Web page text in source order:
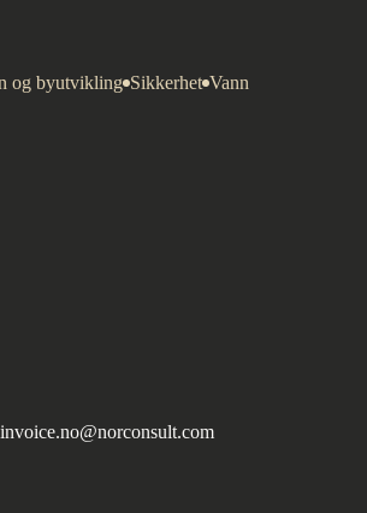
og byutvikling Sikkerhet Vann
invoice.no@norconsult.com